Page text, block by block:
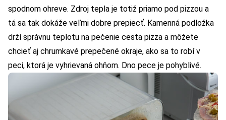
spodnom ohreve. Zdroj tepla je totiž priamo pod pizzou a
tá sa tak dokáže veľmi dobre prepiecť. Kamenná podložka
drží správnu teplotu na pečenie cesta pizza a môžete
chcieť aj chrumkavé prepečené okraje, ako sa to robí v
peci, ktorá je vyhrievaná ohňom. Dno pece je pohyblivé.